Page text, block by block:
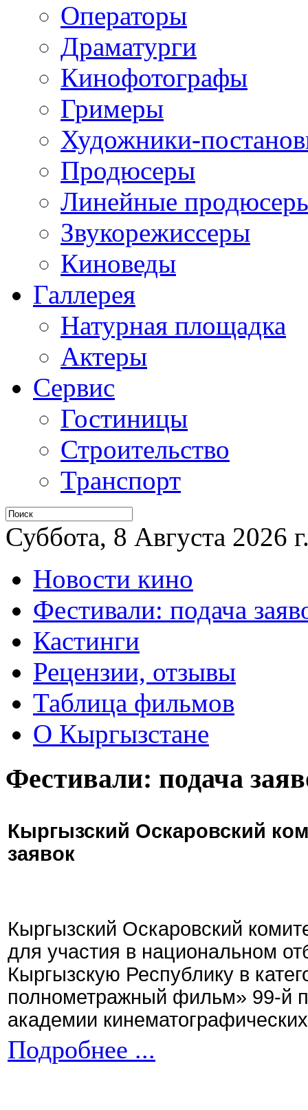
Операторы
Драматурги
Кинофотографы
Гримеры
Художники-
Продюсеры
Линейные
Звукорежиссеры
Киноведы
Галлерея
Натурная площадка
Актеры
Сервис
Гостиницы
Строительство
Транспорт
Суббота, 8 Августа 2026
Новости кино
Фестивали: подача
Кастинги
Рецензии, отзывы
Таблица фильмов
О Кыргызстане
Фестивали: подача
Кыргызский Оскаровский
заявок
Кыргызский Оскаровский
для участия в национальном
Кыргызскую Республику в
полнометражный фильм» 99-й
академии
Подробнее ...